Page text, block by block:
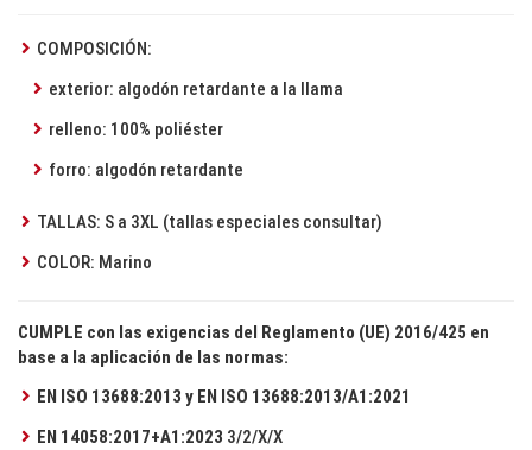
COMPOSICIÓN:
exterior: algodón retardante a la llama
relleno: 100% poliéster
forro: algodón retardante
TALLAS: S a 3XL (tallas especiales consultar)
COLOR: Marino
CUMPLE con las exigencias del Reglamento (UE) 2016/425 en
base a la aplicación de las normas:
EN ISO 13688:2013 y EN ISO 13688:2013/A1:2021
EN 14058:2017+A1:2023 3/2/X/X